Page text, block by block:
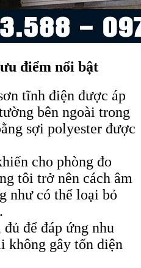
điểm nổi bật
tĩnh điện được áp
bên ngoài trong
sợi polyester được
cho phòng đo
tôi trở nên cách âm
như có thể loại bỏ
để đáp ứng nhu
không gây tốn diện